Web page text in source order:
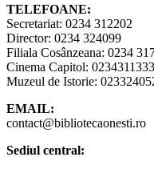
TELEFOANE:
Secretariat: 0234 312202
Director: 0234 324099
Filiala Cosânzeana: 0234
Cinema Capitol: 0234311333
Muzeul de Istorie:
EMAIL:
contact@bibliotecaonesti.ro
Sediul central: